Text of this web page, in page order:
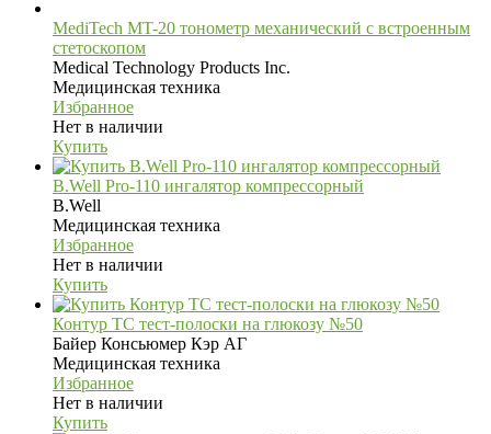
MediTech MT-20 тонометр механический с встроенным
стетоскопом
Medical Technology Products Inc.
Медицинская техника
Избранное
Нет в наличии
Купить
B.Well Pro-110 ингалятор компрессорный
B.Well
Медицинская техника
Избранное
Нет в наличии
Купить
Контур ТС тест-полоски на глюкозу №50
Байер Консьюмер Кэр АГ
Медицинская техника
Избранное
Нет в наличии
Купить